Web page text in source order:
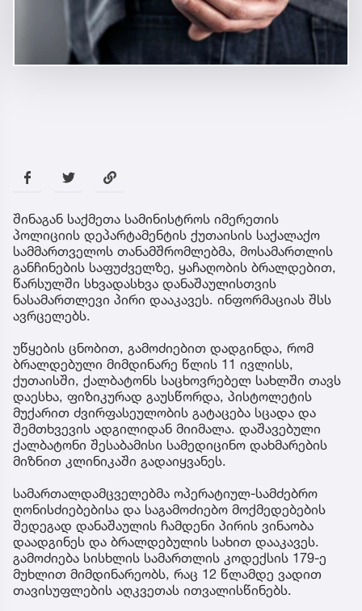
შინაგან საქმეთა სამინისტროს იმერეთის
პოლიციის დეპარტამენტის ქუთაისის საქალაქო
სამმართველოს თანამშრომლებმა, მოსამართლის
განჩინების საფუძველზე, ყაჩაღობის ბრალდებით,
წარსულში სხვადასხვა დანაშაულისთვის
ნასამართლევი პირი დააკავეს. ინფორმაციას შსს
ავრცელებს.
უწყების ცნობით, გამოძიებით დადგინდა, რომ
ბრალდებული მიმდინარე წლის 11 ივლისს,
ქუთაისში, ქალბატონს საცხოვრებელ სახლში თავს
დაესხა, ფიზიკურად გაუსწორდა, პისტოლეტის
მუქარით ძვირფასეულობის გატაცება სცადა და
შემთხვევის ადგილიდან მიიმალა. დაშავებული
ქალბატონი შესაბამისი სამედიცინო დახმარების
მიზნით კლინიკაში გადაიყვანეს.
სამართალდამცველებმა ოპერატიულ-სამძებრო
ღონისძიებებისა და საგამოძიებო მოქმედებების
შედეგად დანაშაულის ჩამდენი პირის ვინაობა
დაადგინეს და ბრალდებულის სახით დააკავეს.
გამოძიება სისხლის სამართლის კოდექსის 179-ე
მუხლით მიმდინარეობს, რაც 12 წლამდე ვადით
თავისუფლების აღკვეთას ითვალისწინებს.